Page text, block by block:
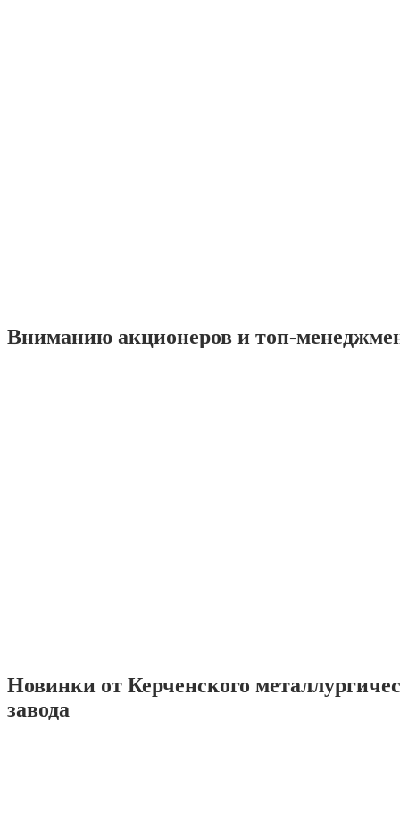
Вниманию акционеров и топ-
Новинки от Керченского
завода